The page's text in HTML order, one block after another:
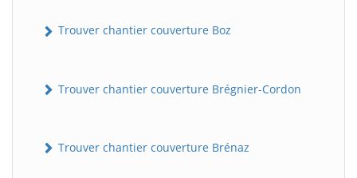
Trouver chantier couverture Boz
Trouver chantier couverture Brégnier-Cordon
Trouver chantier couverture Brénaz